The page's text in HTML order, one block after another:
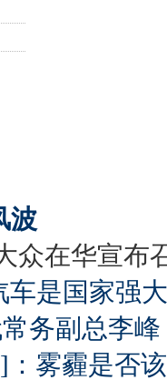
波
众在华宣布
车是国家强
务副总李峰
：雾霾是否